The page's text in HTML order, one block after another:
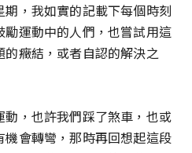
，我如實的記載下每個時刻
運動中的人們，也嘗試用這
癥結，或者自認的解決之
，也許我們踩了煞車，也或
會轉彎，那時再回想起這段